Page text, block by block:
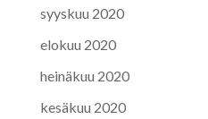
syyskuu 2020
elokuu 2020
heinäkuu 2020
kesäkuu 2020